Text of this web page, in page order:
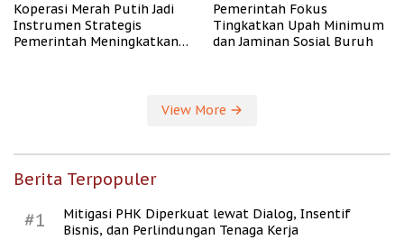
Koperasi Merah Putih Jadi
Instrumen Strategis
Pemerintah Meningkatkan
Pemerintah Fokus
Tingkatkan Upah Minimum
dan Jaminan Sosial Buruh
View More
Berita Terpopuler
#1
Mitigasi PHK Diperkuat lewat Dialog, Insentif
Bisnis, dan Perlindungan Tenaga Kerja